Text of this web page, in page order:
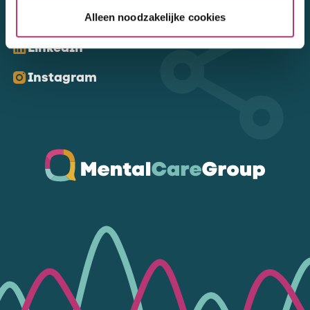
Alleen noodzakelijke cookies
Kom ons volgen
LinkedIn
Instagram